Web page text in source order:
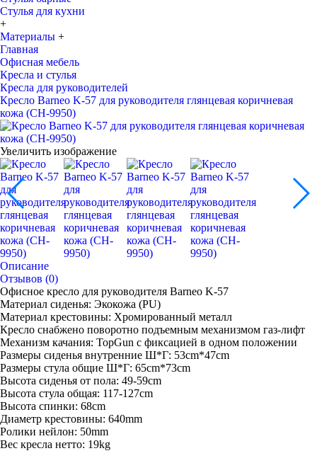
Стулья для кухни
+
Материалы +
Главная
Офисная мебель
Кресла и стулья
Кресла для руководителей
Кресло Barneo K-57 для руководителя глянцевая коричневая
кожа (CH-9950)
Увеличить изображение
Описание
Отзывов (0)
Офисное кресло для руководителя Barneo K-57
Материал сиденья: Экокожа (PU)
Материал крестовины: Хромированный металл
Кресло снабжено поворотно подъемным механизмом газ-лифт
Механизм качания: TopGun с фиксацией в одном положении
Размеры сиденья внутренние Ш*Г: 53cm*47cm
Размеры стула общие Ш*Г: 65cm*73cm
Высота сиденья от пола: 49-59cm
Высота стула общая: 117-127cm
Высота спинки: 68cm
Диаметр крестовины: 640mm
Ролики нейлон: 50mm
Вес кресла нетто: 19kg